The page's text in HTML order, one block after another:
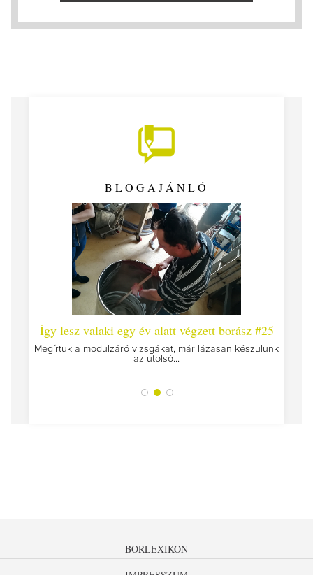
BLOGAJÁNLÓ
Így lesz valaki egy év alatt végzett borász #25
Megírtuk a modulzáró vizsgákat, már lázasan készülünk
az utolsó...
BORLEXIKON